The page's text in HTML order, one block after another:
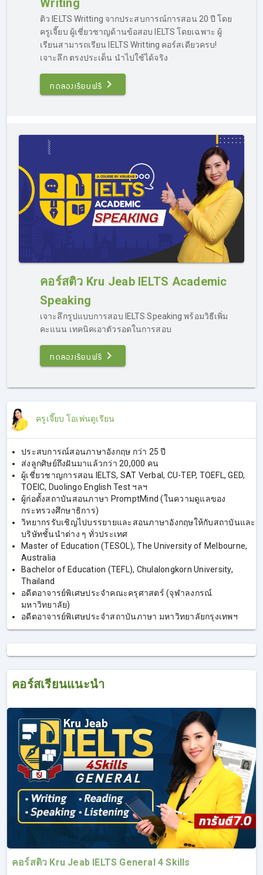
โดยเฉพาะ เน้นการอัพ Band เป็นหลัก โดยคอร์สติว IELTS
เร่งรัด จะค่อนข้างเหมาะกับคนที่มีพื้นฐานอยู่แล้ว เพราะ
เทคนิคหลายอย่าง ผู้เรียนต้องเข้าใจในหลักการภาษาอังกฤษ
พอสมควร
สอบเพียง 2 สัปดาห์ ก็สามารถพิชิต Band 7.0 ได้ แต่โดยเฉลี่ย
แล้วผู้ที่เรียน IELTS ในคอร์สติว IELTS เร่งรัดมักจะเรียนก่อน
ติว IELTS เร่งรัด ถือเป็นอีกหนึ่งคอร์สยอดนิยมของเรา มีผู้ที่
ต้องการติวสอบ IELTS จำนวนไม่น้อย ที่ต้องการติวภายใน
ระยะเวลาสั้นๆ เพราะรีบใช้คะแนนสอบ โดยคอร์สของเราก็
ตอบโจทย์ส่วนนี้เป็นอย่างดี เพราะผู้เรียนจำนวนมาก ที่ลง
คอร์สติว IELTS เร่งรัดก็สามารถทำคะแนนสอบได้ตามที่ตั้งเป้า
ไว้
สำหรับใครที่สนใจ
ติว IELTS เร่งรัด และต้องการประเมินพื้น
ฐานภาษาอังกฤษของตนเองเบื้องต้นว่าสามารถเรียนได้หรือไม่
แนะนำให้สอบถามข้อมูลได้ทาง Inbox บน Facebook : Kru
Jeab IELTS คอร์สติวไอเอลออนไลน์ การันตี 7.0
คอร์สเรียน IELTS ออนไลน์ Kru Jeab
เรียน IELTS ออนไลน์กับครูเจี๊ยบ ติว IELTS มีให้เลือกทั้ง
Academic & General Trainingครบทุกเนื้อหาที่ต้องรู้ใน
แต่ละทักษะ รูปแบบข้อสอบ เทคนิคการทำโจทย์แต่ละแบบ ทุก
เคล็ดลับจากประสบการณ์กว่า 20 ปี ครูเจี๊ยบได้รวบรวมไว้ให้ผู้
เรียนทุกคนในคอร์สนี้แล้วค่ะ
1. คอร์สเรียน IELTS Writing
เก็บครบงานเขียนทุกแบบ IELTS Writing Task 1 และ Task 2,
Pattern อัพคะแนน, โจทย์ Writing สำหรับลองทำจริง และ
ตรวจงานเขียนฟรี!
การเรียน IELTS Writing เป็นอีกหนึ่งคอร์สของเรา โดยครูเจี๊ยบ
IELTS Writing จะได้เพิ่มทักษะการเขียนภาษาอังกฤษ ที่ไม่ใช่
ผู้ที่เรียน IELTS Writing จะได้เรียนรู้คำศัพท์เพิ่มเติม จากศัพท์
สูงขึ้น และได้รู้ Pattern การเขียนที่จะได้คะแนนมากกว่าเดิม
เน้นการเขียนเชิงวิชาการที่ตรงตามมาตรฐานการให้คะแนน
ของกรรมการตรวจข้อสอบ จากการสอบ IELTS พบว่ายังมีอีก
หลายคนที่ประสบปัญหาสอบตกทักษะ Writing เพราะขาด
ทักษะบางอย่าง แม้ในกลุ่มคนที่มีพื้นฐานภาษาอังกฤษที่ดีอยู่
แล้ว ก็ยังสอบตกทักษะนี้ แต่ถ้าหากเรียน IELTS Writing จะได้รู้
เทคนิคที่มากขึ้น และสามารถเขียนเพิ่มคะแนนได้ หลายคนที่
เรียน IELTS Writing ประสบความสำเร็จในการทำข้อสอบ
สามารถพิชิต Band ได้ตามเป้า (ทดลองเรียน IELTS ฟรี เรียน
IELTS Writing ที่ลิงค์นี้
https://opendurian.com/ielts_writing#productContent)
Writing
ติว IELTS Writting จากประสบการณ์การสอน 20 ปี โดย
ครูเจี๊ยบ ผู้เชี่ยวชาญด้านข้อสอบ IELTS โดยเฉพาะ ผู้
เรียนสามารถเรียน IELTS Writting คอร์สเดียวครบ!
เจาะลึก ตรงประเด็น นำไปใช้ได้จริง
ทดลองเรียนฟรี
คอร์สติว Kru Jeab IELTS Academic
Speaking
เจาะลึกรูปแบบการสอบ IELTS Speaking พร้อมวิธีเพิ่ม
คะแนน เทคนิคเอาตัวรอดในการสอบ
ทดลองเรียนฟรี
ครูเจี๊ยบ โอเพ่นดูเรียน
ประสบการณ์สอนภาษาอังกฤษ กว่า 25 ปี
ส่งลูกศิษย์ถึงฝันมาแล้วกว่า 20,000 คน
ผู้เชี่ยวชาญการสอน IELTS, SAT Verbal, CU-TEP, TOEFL, GED,
TOEIC, Duolingo English Test ฯลฯ
ผู้ก่อตั้งสถาบันสอนภาษา PromptMind (ในความดูแลของ
กระทรวงศึกษาธิการ)
วิทยากรรับเชิญไปบรรยายและสอนภาษาอังกฤษให้กับสถาบันและ
บริษัทชั้นนําต่าง ๆ ทั่วประเทศ
Master of Education (TESOL), The University of Melbourne,
Australia
Bachelor of Education (TEFL), Chulalongkorn University,
Thailand
อดีตอาจารย์พิเศษประจำคณะครุศาสตร์ (จุฬาลงกรณ์
มหาวิทยาลัย)
อดีตอาจารย์พิเศษประจำสถาบันภาษา มหาวิทยาลัยกรุงเทพฯ
คอร์สเรียนแนะนำ
คอร์สติว Kru Jeab IELTS General 4 Skills